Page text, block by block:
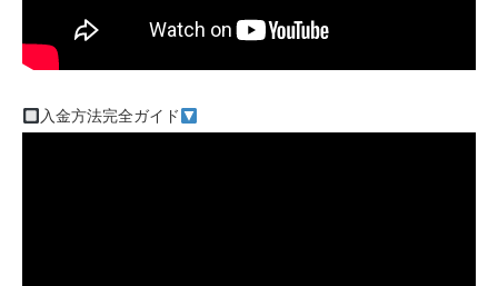
入金方法完全ガイド